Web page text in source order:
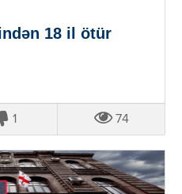
18 il ötür
1 74